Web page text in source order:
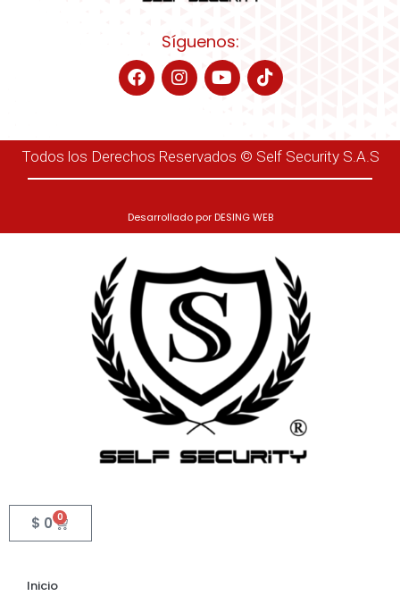
Síguenos:
Todos los Derechos Reservados © Self Security S.A.S
Desarrollado por DESING WEB
$ 0 0
Inicio